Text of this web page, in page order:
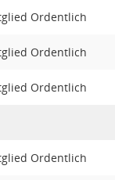
Ordentlich
Ordentlich
Ordentlich
Ordentlich